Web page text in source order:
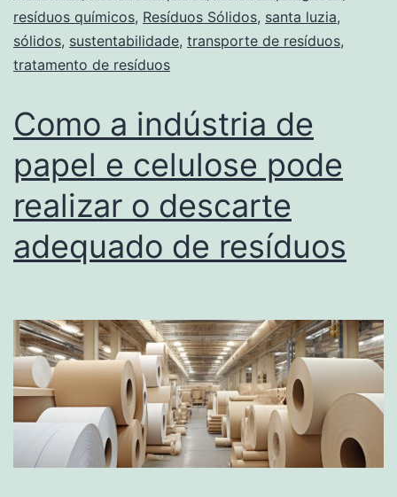
resíduos químicos, Resíduos Sólidos, santa luzia,
sólidos, sustentabilidade, transporte de resíduos,
tratamento de resíduos
Como a indústria de
papel e celulose pode
realizar o descarte
adequado de resíduos